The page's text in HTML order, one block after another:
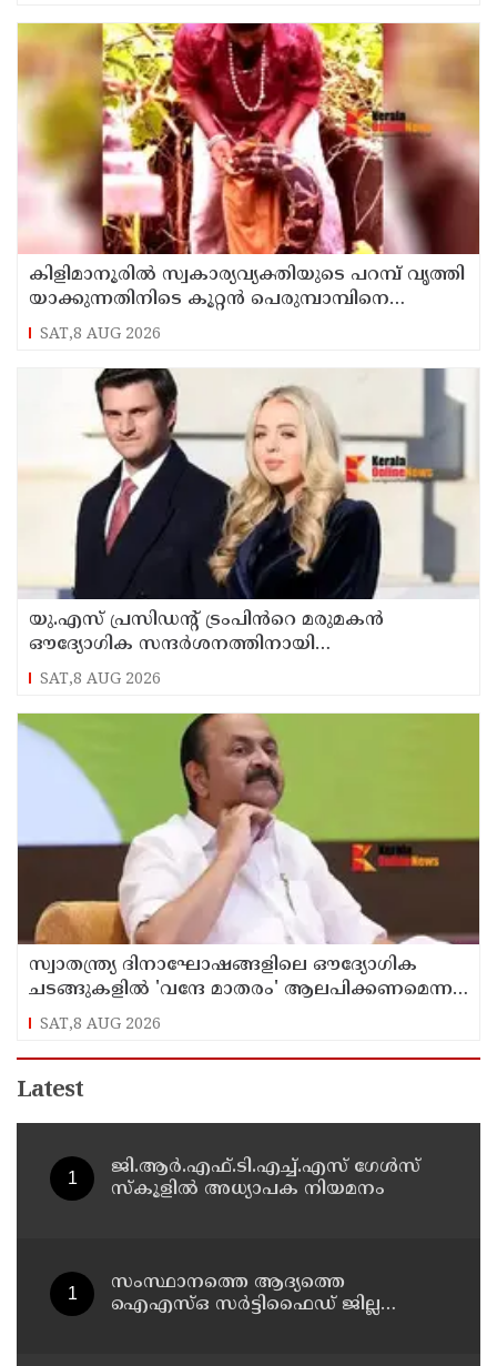
കിളിമാനൂരിൽ സ്വ​കാ​ര്യ​വ്യ​ക്തി​യു​ടെ പ​റ​മ്പ് വൃ​ത്തി​
യാ​ക്കു​ന്ന​തി​നി​ടെ കൂറ്റൻ പെരുമ്പാമ്പിനെ
പിടികൂടി
SAT,8 AUG 2026
യു.എസ് പ്രസിഡന്റ് ട്രംപിൻറെ മരുമകൻ
ഔദ്യോഗിക സന്ദർശനത്തിനായി
കേരളത്തിലെത്തി ; മുഖ്യമന്ത്രിയുമായി
കൂടിക്കാഴ്ച നടത്തി
SAT,8 AUG 2026
സ്വാതന്ത്ര്യ ദിനാഘോഷങ്ങളിലെ ഔദ്യോഗിക
ചടങ്ങുകളിൽ 'വന്ദേ മാതരം' ആലപിക്കണമെന്ന
സർക്കാർ ഉത്തരവ് റദ്ദാക്കണം -എസ്.ഐ.ഒ
SAT,8 AUG 2026
Latest
ജി.ആർ.എഫ്.ടി.എച്ച്.എസ് ഗേൾസ്
സ്‌കൂളിൽ അധ്യാപക നിയമനം
സംസ്ഥാനത്തെ ആദ്യത്തെ
ഐഎസ്ഒ സർട്ടിഫൈഡ് ജില്ല